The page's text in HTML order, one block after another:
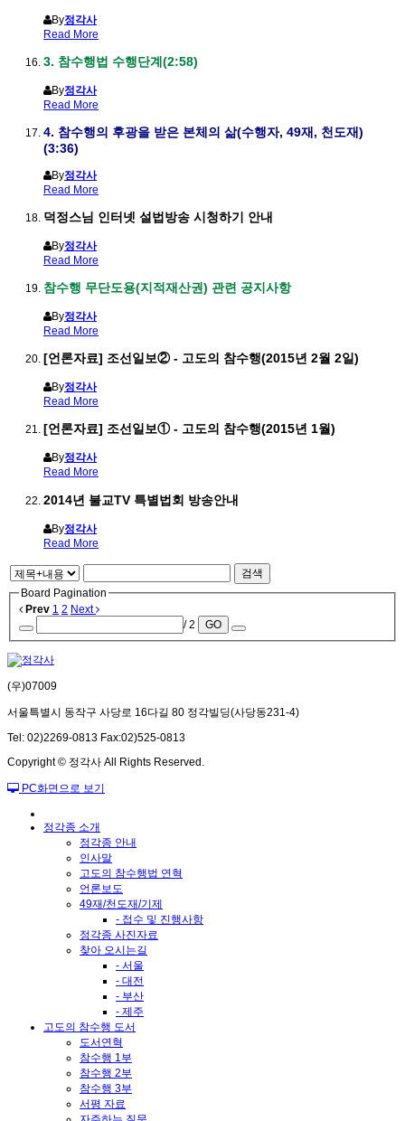
By정각사
Read More
3. 참수행법 수행단계(2:58)
By정각사
Read More
4. 참수행의 후광을 받은 본체의 삶(수행자, 49재, 천도재)
(3:36)
By정각사
Read More
덕정스님 인터넷 설법방송 시청하기 안내
By정각사
Read More
참수행 무단도용(지적재산권) 관련 공지사항
By정각사
Read More
[언론자료] 조선일보② - 고도의 참수행(2015년 2월 2일)
By정각사
Read More
[언론자료] 조선일보① - 고도의 참수행(2015년 1월)
By정각사
Read More
2014년 불교TV 특별법회 방송안내
By정각사
Read More
검색
Board Pagination
Prev 1 2 Next
/ 2
GO
(우)07009
서울특별시 동작구 사당로 16다길 80 정각빌딩(사당동231-4)
Tel: 02)2269-0813 Fax:02)525-0813
Copyright © 정각사 All Rights Reserved.
PC화면으로 보기
정각종 소개
정각종 안내
인사말
고도의 참수행법 연혁
언론보도
49재/천도재/기제
- 접수 및 진행사항
정각종 사진자료
찾아 오시는길
- 서울
- 대전
- 부산
- 제주
고도의 참수행 도서
도서연혁
참수행 1부
참수행 2부
참수행 3부
서평 자료